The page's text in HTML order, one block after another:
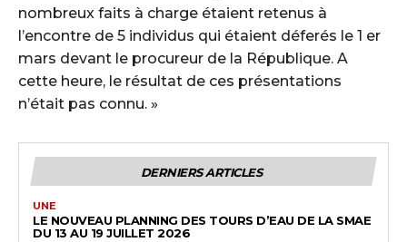
nombreux faits à charge étaient retenus à
l’encontre de 5 individus qui étaient déferés le 1 er
mars devant le procureur de la République. A
cette heure, le résultat de ces présentations
n’était pas connu. »
DERNIERS ARTICLES
UNE
LE NOUVEAU PLANNING DES TOURS D’EAU DE LA SMAE
DU 13 AU 19 JUILLET 2026